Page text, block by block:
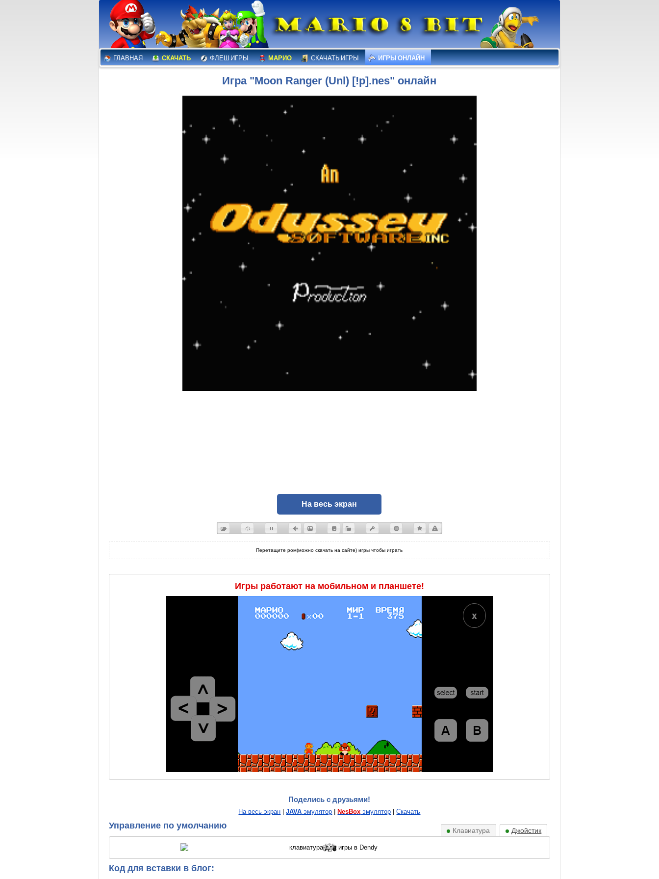
ГЛАВНАЯ СКАЧАТЬ ФЛЕШ ИГРЫ МАРИО СКАЧАТЬ ИГРЫ ИГРЫ ОНЛАЙН
Игра "Moon Ranger (Unl) [!p].nes" онлайн
На весь экран
Перетащите ром(можно скачать на сайте) игры чтобы играть
Игры работают на мобильном и планшете!
Поделись с друзьями!
На весь экран |JAVA эмулятор NesBox эмулятор |Скачать
Управление по умолчанию Джойстик
Клавиатура
Код для вставки в блог: